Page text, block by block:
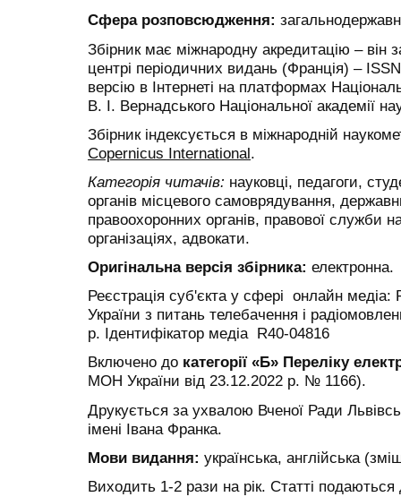
Сфера розповсюдження:
Збірник має міжнародну акредитацію – він
центрі періодичних видань (Франція) –
версію в Інтернеті на платформах
В. І. Вернадського Національної академії
Збірник індексується в міжнародній
Copernicus International.
Категорія читачів: науковці, педагоги,
органів місцевого самоврядування,
правоохоронних органів, правової служби
організаціях, адвокати.
Оригінальна версія збірника: електронна.
Реєстрація суб'єкта у сфері онлайн медіа:
України з питань телебачення і
р. Ідентифікатор медіа R40-04816
Включено до категорії «Б» Переліку
МОН України від 23.12.2022 р. № 1166).
Друкується за ухвалою Вченої Ради
імені Івана Франка.
Мови видання: українська, англійська
Виходить 1-2 рази на рік. Статті